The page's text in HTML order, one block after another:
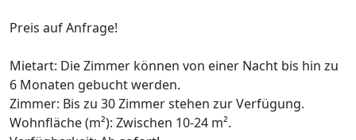
Preis auf Anfrage!
Mietart: Die Zimmer können von einer Nacht bis hin zu
6 Monaten gebucht werden.
Zimmer: Bis zu 30 Zimmer stehen zur Verfügung.
Wohnfläche (m²): Zwischen 10-24 m².